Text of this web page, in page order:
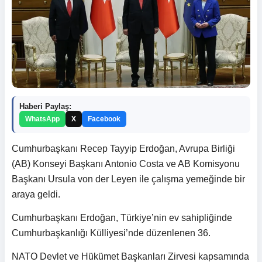
Haberi Paylaş:
WhatsApp X Facebook
Cumhurbaşkanı Recep Tayyip Erdoğan, Avrupa Birliği
(AB) Konseyi Başkanı Antonio Costa ve AB Komisyonu
Başkanı Ursula von der Leyen ile çalışma yemeğinde bir
araya geldi.
Cumhurbaşkanı Erdoğan, Türkiye’nin ev sahipliğinde
Cumhurbaşkanlığı Külliyesi’nde düzenlenen 36.
NATO Devlet ve Hükümet Başkanları Zirvesi kapsamında